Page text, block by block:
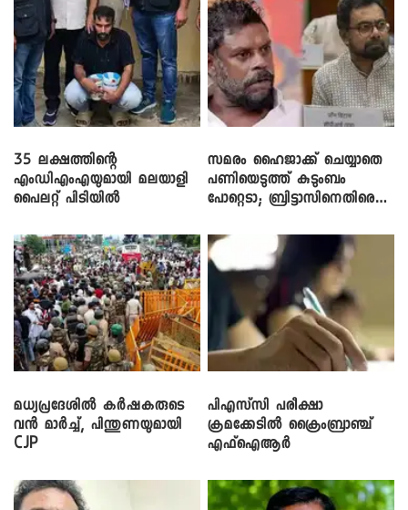
35 ലക്ഷത്തിന്റെ
എംഡിഎംഎയുമായി മലയാളി
പൈലറ്റ് പിടിയിൽ
സമരം ഹൈജാക്ക് ചെയ്യാതെ
പണിയെടുത്ത് കുടുംബം
പോറ്റെടാ; ബ്രിട്ടാസിനെതിരെ
മധ്യപ്രദേശിൽ കർഷകരുടെ
വൻ മാർച്ച്, പിന്തുണയുമായി
CJP
പിഎസ്‌സി പരീക്ഷാ
ക്രമക്കേ‌ടിൽ ക്രൈംബ്രാഞ്ച്
എഫ്ഐആർ